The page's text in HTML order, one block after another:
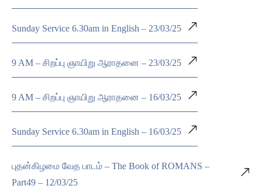
Sunday Service 6.30am in English – 23/03/25
9 AM – சிறப்பு ஞாயிறு ஆராதனை – 23/03/25
9 AM – சிறப்பு ஞாயிறு ஆராதனை – 16/03/25
Sunday Service 6.30am in English – 16/03/25
புதன்கிழமை வேத பாடம் – The Book of ROMANS –
Part49 – 12/03/25